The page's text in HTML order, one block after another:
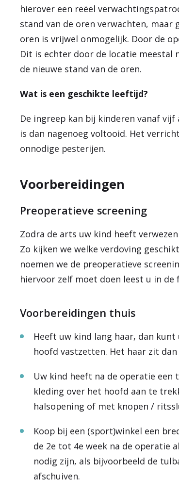
hierover een reëel
stand van de oren verwachten, maar
oren is vrijwel onmogelijk. Door de
Dit is echter door de locatie meestal
de nieuwe stand van de oren.
Wat is een geschikte leeftijd?
De ingreep kan bij kinderen vanaf
is dan nagenoeg voltooid. Het
onnodige pesterijen.
Voorbereidingen
Preoperatieve screening
Zodra de arts uw kind heeft
Zo kijken we welke verdoving
noemen we de preoperatieve
hiervoor zelf moet doen leest u in de
Voorbereidingen thuis
Heeft uw kind lang haar, dan
hoofd vastzetten. Het haar zit
Uw kind heeft na de operatie
kleding over het hoofd aan te
halsopening of met knopen /
Koop bij een (sport)winkel een
de 2e tot 4e week na de operatie
nodig zijn, als bijvoorbeeld de
afschuiven.